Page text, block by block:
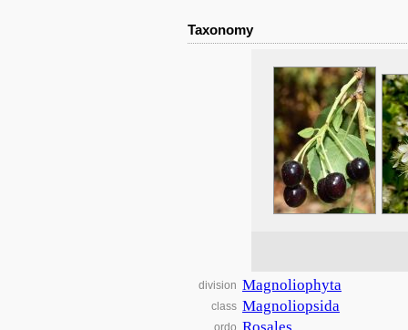
Taxonomy
division Magnoliophyta
class Magnoliopsida
ordo